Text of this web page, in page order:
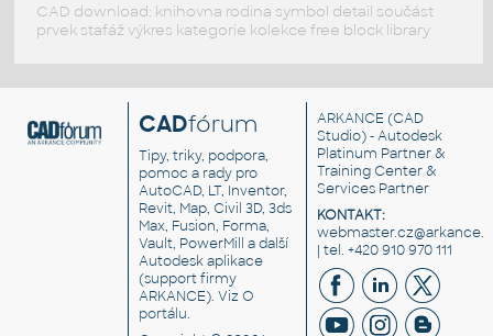
CAD download: knihovna rodina symbol detail součást
prvek stafáž výkres kategorie kolekce free block library
CADfórum
Tipy, triky, podpora,
pomoc a rady pro
AutoCAD, LT, Inventor,
Revit, Map, Civil 3D, 3ds
Max, Fusion, Forma,
Vault, PowerMill a další
Autodesk aplikace
(support firmy
ARKANCE). VizO
portálu.
ARKANCE (CAD
Studio) - Autodesk
Platinum Partner &
Training Center &
Services Partner
KONTAKT:
| tel. +420 910 970 111